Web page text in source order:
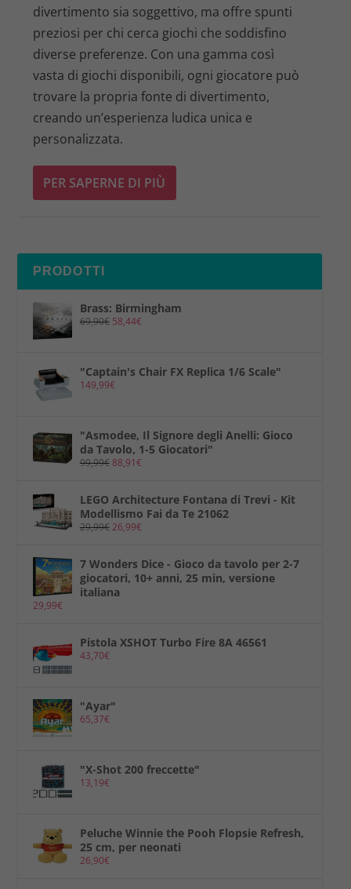
divertimento sia soggettivo, ma offre spunti
preziosi per chi cerca giochi che soddisfino
diverse preferenze. Con una gamma così
vasta di giochi disponibili, ogni giocatore può
trovare la propria fonte di divertimento,
creando un’esperienza ludica unica e
personalizzata.
PER SAPERNE DI PIÙ
PRODOTTI
Brass: Birmingham
69,90€ 58,44€
"Captain's Chair FX Replica 1/6 Scale"
149,99€
"Asmodee, Il Signore degli Anelli: Gioco
da Tavolo, 1-5 Giocatori"
99,99€88,91€
LEGO Architecture Fontana di Trevi - Kit
Modellismo Fai da Te 21062
29,99€26,99€
7 Wonders Dice - Gioco da tavolo per 2-7
giocatori, 10+ anni, 25 min, versione
italiana
29,99€
Pistola XSHOT Turbo Fire 8A 46561
43,70€
"Ayar"
65,37€
"X-Shot 200 freccette"
13,19€
Peluche Winnie the Pooh Flopsie Refresh,
25 cm, per neonati
26,90€